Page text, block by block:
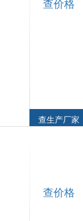
查生产厂家
查价格